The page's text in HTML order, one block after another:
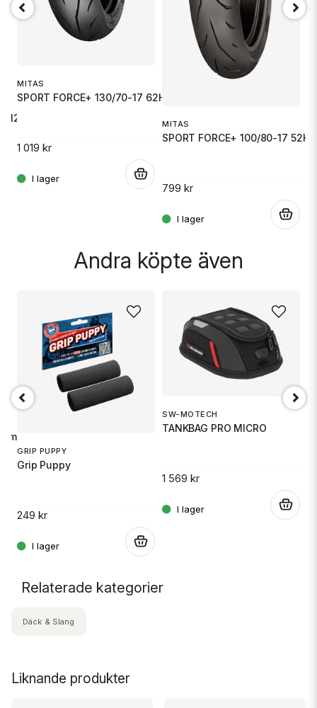
12 M
MITAS
SPORT FORCE+ 130/70-17 62H TL/
1 019 kr
MITAS
SPORT FORCE+ 100/80-17 52H
799 kr
Andra köpte även
sikt. Total flexibilitet.
GRIP PUPPY
Grip Puppy
249 kr
SW-MOTECH
TANKBAG PRO MICRO
1 569 kr
Liknande produkter
Relaterade kategorier
Däck & Slang